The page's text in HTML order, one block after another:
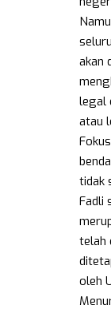
akan
legal
atau
tidak
Fadli
telah
oleh